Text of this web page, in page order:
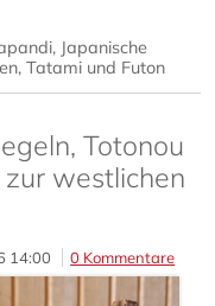
, Japanische
,Tatami und Futon
Totonou
westlichen
14:00 0 Kommentare